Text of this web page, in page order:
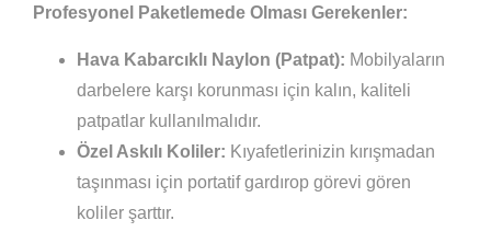
Profesyonel Paketlemede Olması Gerekenler:
Hava Kabarcıklı Naylon (Patpat): Mobilyaların
darbelere karşı korunması için kalın, kaliteli
patpatlar kullanılmalıdır.
Özel Askılı Koliler: Kıyafetlerinizin kırışmadan
taşınması için portatif gardırop görevi gören
koliler şarttır.